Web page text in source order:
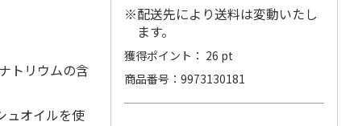
トリウムの含
ュオイルを使
※配送先により送料は変動いたし
ます。
獲得ポイント： 26 pt
商品番号
9973130181